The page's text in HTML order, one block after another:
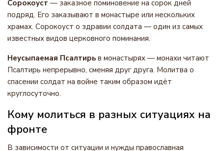
Сорокоуст — заказное поминовение на сорок дней
подряд. Его заказывают в монастыре или нескольких
храмах. Сорокоуст о здравии солдата — один из самых
известных видов церковного поминания.
Неусыпаемая Псалтирь в монастырях — монахи читают
Псалтирь непрерывно, сменяя друг друга. Молитва о
спасении солдат на войне таким образом идёт
круглосуточно.
Кому молиться в разных ситуациях на
фронте
В зависимости от ситуации и нужды православная